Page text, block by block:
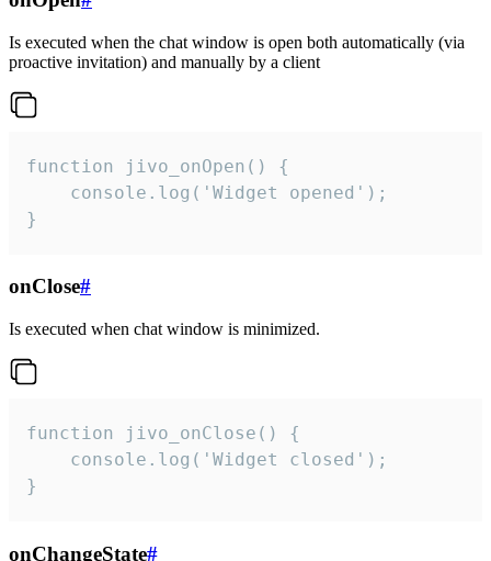
Is executed when the chat window is open both automatically (via
proactive invitation) and manually by a client
function jivo_onOpen() {
    console.log('Widget opened');
}
onClose#
Is executed when chat window is minimized.
function jivo_onClose() {
    console.log('Widget closed');
}
onChangeState#